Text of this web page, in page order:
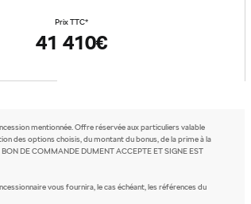
Prix TTC*
41 410€
mentionnée. Offre réservée aux particuliers valable
des options choisis, du montant du bonus, de la prime à la
DE COMMANDE DUMENT ACCEPTE ET SIGNE EST
vous fournira, le cas échéant, les références du